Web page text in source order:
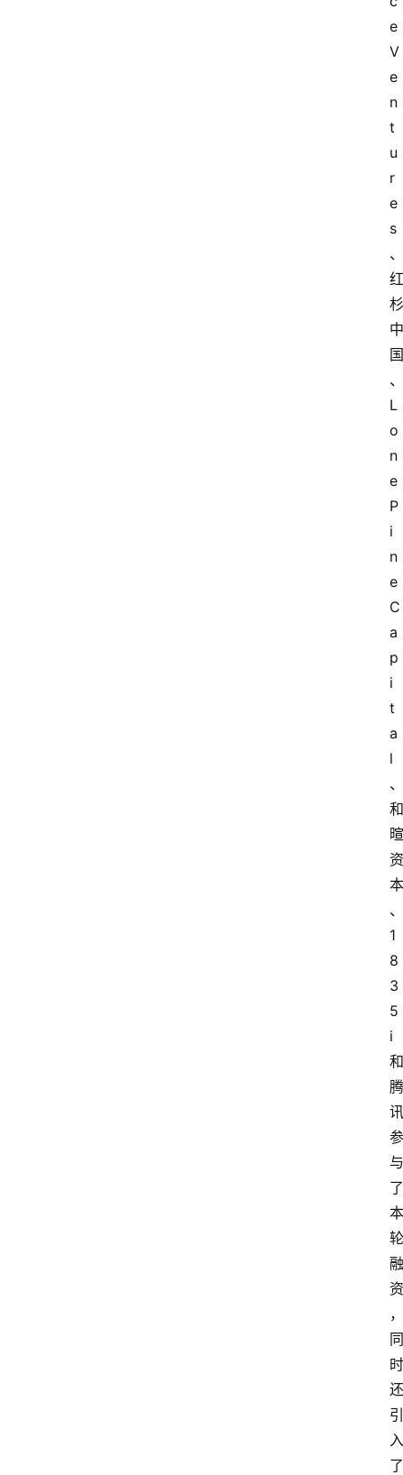
e
V
e
n
t
u
r
e
s
、
红
杉
中
国
、
L
o
n
e
P
i
n
e
C
a
p
i
t
a
l
、
和
暄
资
本
、
1
8
3
5
i
和
腾
讯
参
与
了
本
轮
融
资
，
同
时
还
引
入
了